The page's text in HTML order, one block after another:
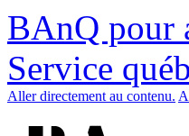
BAnQ pour
Service
Aller directement au contenu.